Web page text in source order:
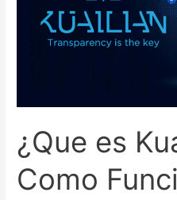
¿Que es
Como
Funciona?